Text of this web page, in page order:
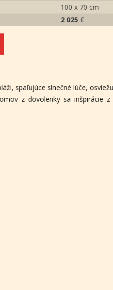
100 x 70 cm
2 025 €
spaľujúce slnečné lúče,
z dovolenky sa inšpirácie